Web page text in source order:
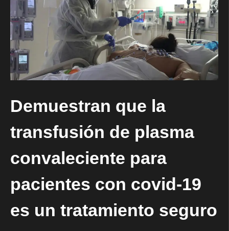
Demuestran que la
transfusión de plasma
convaleciente para
pacientes con covid-19
es un tratamiento seguro